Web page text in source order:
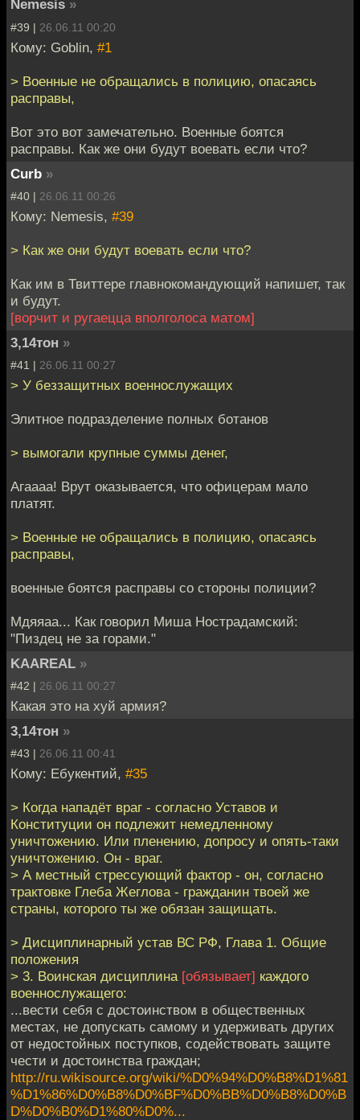
Nemesis »
#39 | 26.06.11 00:20
Кому: Goblin, #1
> Военные не обращались в полицию, опасаясь
расправы,
Вот это вот замечательно. Военные боятся
расправы. Как же они будут воевать если что?
Curb »
#40 | 26.06.11 00:26
Кому: Nemesis, #39
> Как же они будут воевать если что?
Как им в Твиттере главнокомандующий напишет, так
и будут.
[ворчит и ругаецца вполголоса матом]
3,14тон »
#41 | 26.06.11 00:27
> У беззащитных военнослужащих
Элитное подразделение полных ботанов
> вымогали крупные суммы денег,
Агаааа! Врут оказывается, что офицерам мало
платят.
> Военные не обращались в полицию, опасаясь
расправы,
военные боятся расправы со стороны полиции?
Мдяяаа... Как говорил Миша Нострадамский:
"Пиздец не за горами."
KAAREAL »
#42 | 26.06.11 00:27
Какая это на хуй армия?
3,14тон »
#43 | 26.06.11 00:41
Кому: Ебукентий, #35
> Когда нападёт враг - согласно Уставов и
Конституции он подлежит немедленному
уничтожению. Или пленению, допросу и опять-таки
уничтожению. Он - враг.
> А местный стрессующий фактор - он, согласно
трактовке Глеба Жеглова - гражданин твоей же
страны, которого ты же обязан защищать.
> Дисциплинарный устав ВС РФ, Глава 1. Общие
положения
> 3. Воинская дисциплина [обязывает] каждого
военнослужащего:
...вести себя с достоинством в общественных
местах, не допускать самому и удерживать других
от недостойных поступков, содействовать защите
чести и достоинства граждан;
http://ru.wikisource.org/wiki/%D0%94%D0%B8%D1%81
%D1%86%D0%B8%D0%BF%D0%BB%D0%B8%D0%B
D%D0%B0%D1%80%D0%...